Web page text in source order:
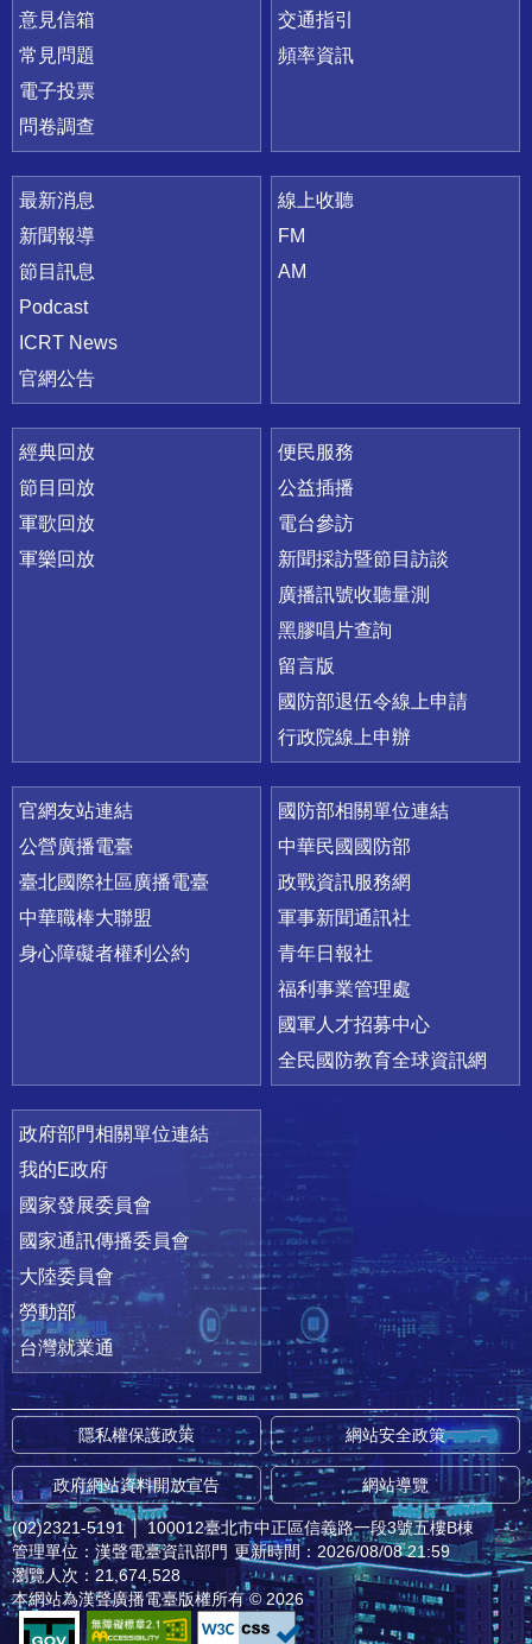
意見信箱
常見問題
電子投票
問卷調查
交通指引
頻率資訊
最新消息
新聞報導
節目訊息
Podcast
ICRT News
官網公告
線上收聽
FM
AM
經典回放
節目回放
軍歌回放
軍樂回放
便民服務
公益插播
電台參訪
新聞採訪暨節目訪談
廣播訊號收聽量測
黑膠唱片查詢
留言版
國防部退伍令線上申請
行政院線上申辦
官網友站連結
公營廣播電臺
臺北國際社區廣播電臺
中華職棒大聯盟
身心障礙者權利公約
國防部相關單位連結
中華民國國防部
政戰資訊服務網
軍事新聞通訊社
青年日報社
福利事業管理處
國軍人才招募中心
全民國防教育全球資訊網
政府部門相關單位連結
我的E政府
國家發展委員會
國家通訊傳播委員會
大陸委員會
勞動部
台灣就業通
隱私權保護政策 網站安全政策
政府網站資料開放宣告 網站導覽
(02)2321-5191 │ 100012臺北市中正區信義路一段3號五樓B棟
管理單位：漢聲電臺資訊部門 更新時間：2026/08/08 21:59
瀏覽人次：21,674,528
本網站為漢聲廣播電臺版權所有 © 2026